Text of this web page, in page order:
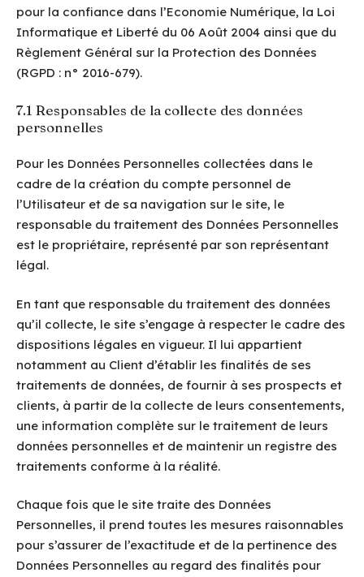
pour la confiance dans l’Economie Numérique, la Loi
Informatique et Liberté du 06 Août 2004 ainsi que du
Règlement Général sur la Protection des Données
(RGPD : n° 2016-679).
7.1 Responsables de la collecte des données
personnelles
Pour les Données Personnelles collectées dans le
cadre de la création du compte personnel de
l’Utilisateur et de sa navigation sur le site, le
responsable du traitement des Données Personnelles
est le propriétaire, représenté par son représentant
légal.
En tant que responsable du traitement des données
qu’il collecte, le site s’engage à respecter le cadre des
dispositions légales en vigueur. Il lui appartient
notamment au Client d’établir les finalités de ses
traitements de données, de fournir à ses prospects et
clients, à partir de la collecte de leurs consentements,
une information complète sur le traitement de leurs
données personnelles et de maintenir un registre des
traitements conforme à la réalité.
Chaque fois que le site traite des Données
Personnelles, il prend toutes les mesures raisonnables
pour s’assurer de l’exactitude et de la pertinence des
Données Personnelles au regard des finalités pour